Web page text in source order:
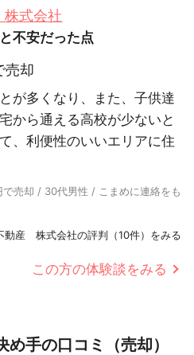
式会社
不安だった点
売却
が多くなり、また、子供達
から通える高校が少ないと
、利便性のいいエリアに住
売却 / 30代男性 / こまめに連絡をも
動産 株式会社の評判（10件）をみる
この方の体験談をみる
手の口コミ（売却）